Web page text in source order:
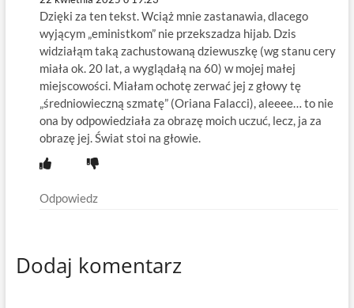
Dzięki za ten tekst. Wciąż mnie zastanawia, dlacego
wyjącym „eministkom” nie przekszadza hijab. Dzis
widziałąm taką zachustowaną dziewuszkę (wg stanu cery
miała ok. 20 lat, a wyglądałą na 60) w mojej małej
miejscowości. Miałam ochotę zerwać jej z głowy tę
„średniowieczną szmatę” (Oriana Falacci), aleeee… to nie
ona by odpowiedziała za obrazę moich uczuć, lecz, ja za
obrazę jej. Świat stoi na głowie.
Odpowiedz
Dodaj komentarz